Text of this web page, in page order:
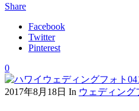
Share
Facebook
Twitter
Pinterest
0
2017年8月18日 In ウェディング